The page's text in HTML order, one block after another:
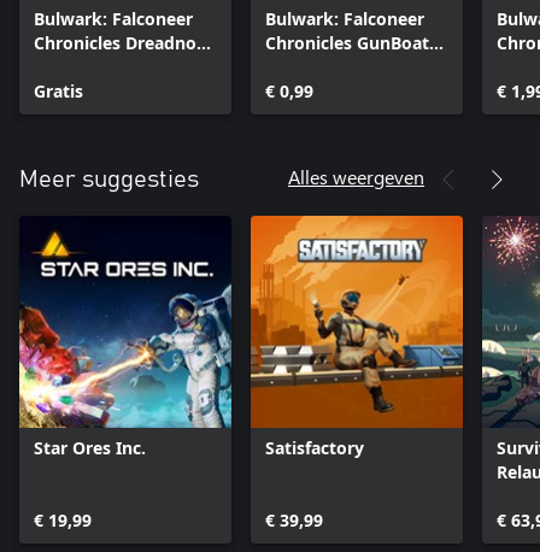
Bulwark: Falconeer
Chronicles Dreadnot
Gratis
Bulwark: Falconeer
Chronicles GunBoat
€ 0,99
€
Meer suggesties Alles weergeven
Star Ores Inc.
€ 19,99
Satisfactory
€ 39,99
€